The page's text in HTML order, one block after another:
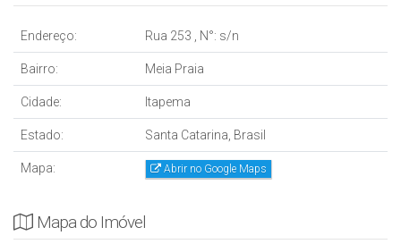
Endereço: Rua 253 N°: s/n
Bairro: Meia Praia
Cidade: Itapema
Estado: Santa Catarina, Brasil
Mapa: Abrir no Google Maps
Mapa do Imóvel